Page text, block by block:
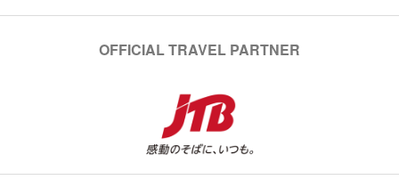
OFFICIAL TRAVEL PARTNER